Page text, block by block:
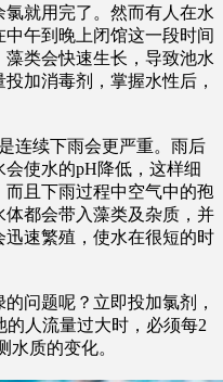
就用完了。然而有人在水
午到晚上闭馆这一段时间
类会快速生长，导致池水
加消毒剂，掌握水性后，
续下雨会更严重。雨后
使水的pH降低，这样细
且下雨过程中空气中的孢
都会带入藻类及杂质，并
迅速繁殖，使水在很短的时
的问题呢？立即投加氯剂，
的人流量过大时，必须每2
水质的变化。